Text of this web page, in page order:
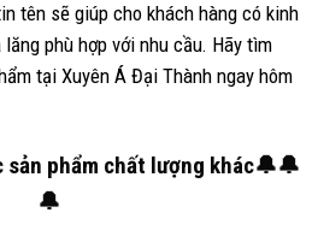
tên sẽ giúp cho khách hàng có kinh
phù hợp với nhu cầu. Hãy tìm
tại Xuyên Á Đại Thành ngay hôm
phẩm chất lượng khác🔔🔔
🔔